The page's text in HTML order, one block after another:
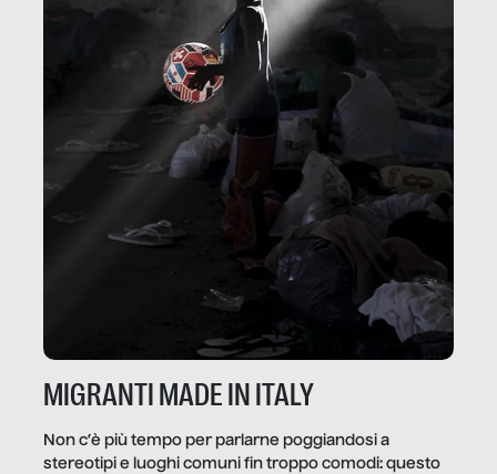
MIGRANTI MADE IN ITALY
Non c’è più tempo per parlarne poggiandosi a
stereotipi e luoghi comuni fin troppo comodi: questo